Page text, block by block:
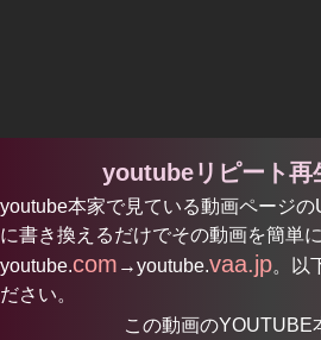
youtubeリピート再
youtube本家で見ている動画ページの
に書き換えるだけでその動画を簡単
youtube.com →youtube.vaa.jp。以
ださい。
この動画のYOUTUBE